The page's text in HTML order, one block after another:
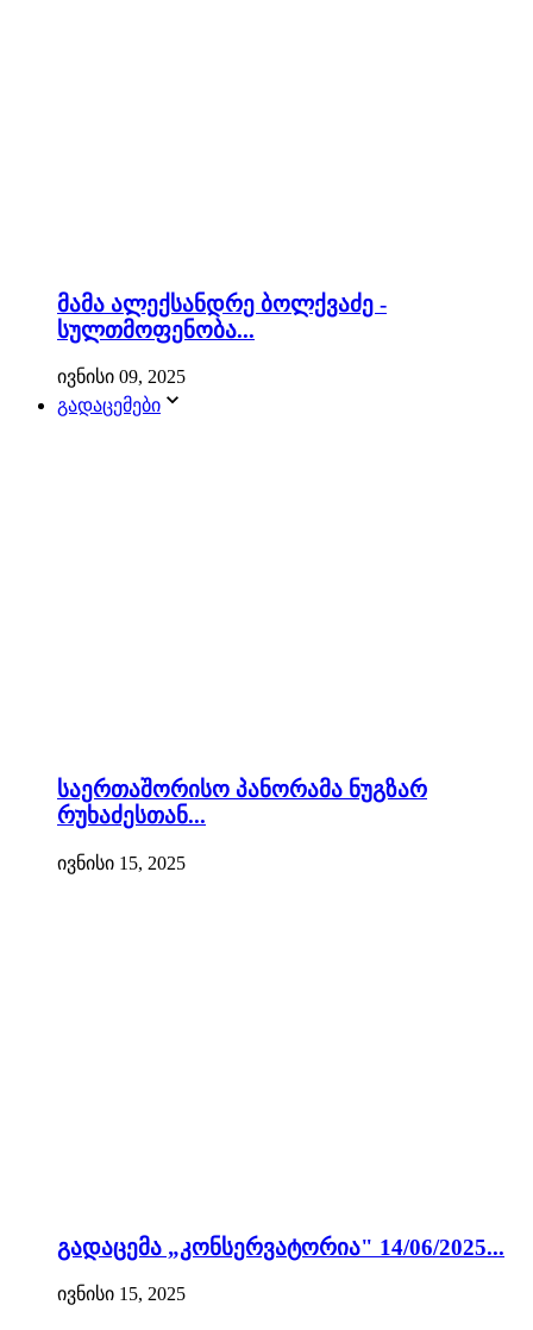
მამა ალექსანდრე ბოლქვაძე -
სულთმოფენობა...
ივნისი 09, 2025
გადაცემები
საერთაშორისო პანორამა ნუგზარ
რუხაძესთან...
ივნისი 15, 2025
გადაცემა „კონსერვატორია" 14/06/2025...
ივნისი 15, 2025